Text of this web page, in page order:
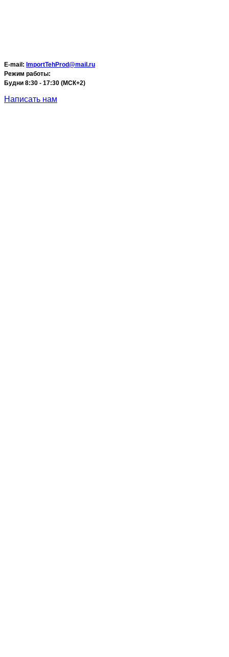
E-mail: ImportTehProd@mail.ru
Режим работы:
Будни 8:30 - 17:30 (МСК+2)
Написать нам